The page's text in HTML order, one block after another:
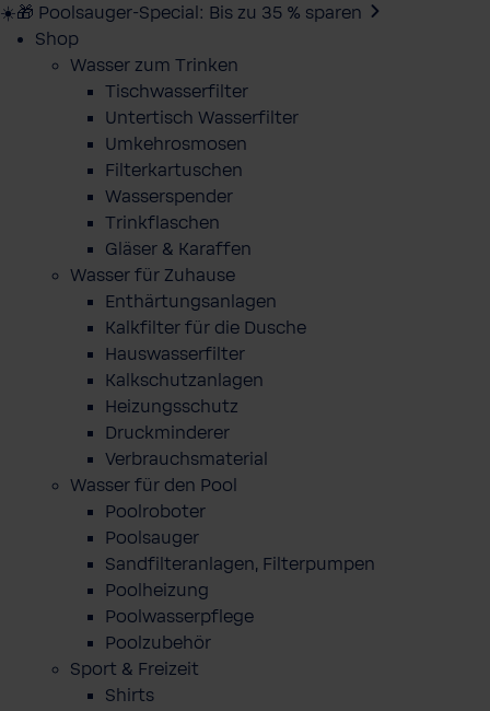
☀️🎁 Poolsauger-Special: Bis zu 35 % sparen
Shop
Wasser zum Trinken
Tischwasserfilter
Untertisch Wasserfilter
Umkehrosmosen
Filterkartuschen
Wasserspender
Trinkflaschen
Gläser & Karaffen
Wasser für Zuhause
Enthärtungsanlagen
Kalkfilter für die Dusche
Hauswasserfilter
Kalkschutzanlagen
Heizungsschutz
Druckminderer
Verbrauchsmaterial
Wasser für den Pool
Poolroboter
Poolsauger
Sandfilteranlagen, Filterpumpen
Poolheizung
Poolwasserpflege
Poolzubehör
Sport & Freizeit
Shirts